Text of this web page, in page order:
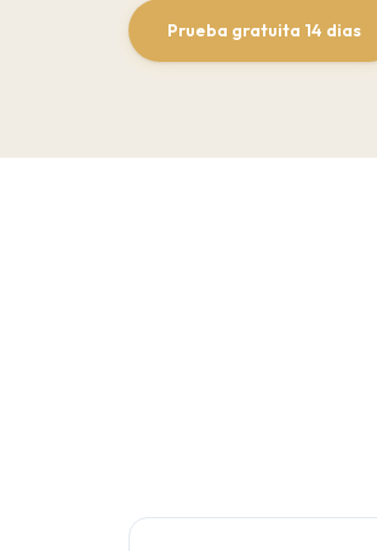
Prueba gratuita 14 dias